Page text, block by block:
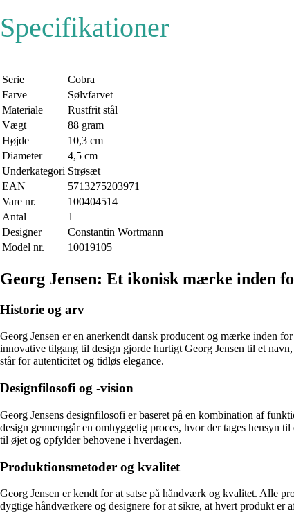
Specifikationer
Serie
Cobra
Farve
Sølvfarvet
Materiale
Rustfrit stål
Vægt
88 gram
Højde
10,3 cm
Diameter
4,5 cm
Underkategori Strøsæt
EAN
5713275203971
Vare nr.
100404514
Antal
1
Designer
Constantin Wortmann
Model nr.
10019105
Georg Jensen: Et ikonisk mærke inden
Historie og arv
Georg Jensen er en anerkendt dansk producent og mærke inden
innovative tilgang til design gjorde hurtigt Georg Jensen til et
står for autenticitet og tidløs elegance.
Designfilosofi og -vision
Georg Jensens designfilosofi er baseret på en kombination af
design gennemgår en omhyggelig proces, hvor der tages hensyn
til øjet og opfylder behovene i hverdagen.
Produktionsmetoder og kvalitet
Georg Jensen er kendt for at satse på håndværk og kvalitet. Alle
dygtige håndværkere og designere for at sikre, at hvert produkt er